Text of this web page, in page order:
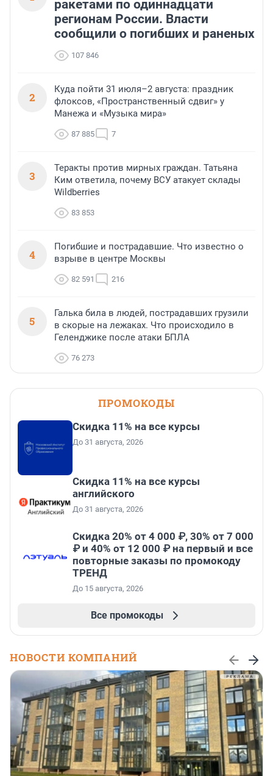
ракетами по одиннадцати
регионам России. Власти
сообщили о погибших и раненых
107 846
2
Куда пойти 31 июля–2 августа: праздник
флоксов, «Пространственный сдвиг» у
Манежа и «Музыка мира»
87 885 7
3
Теракты против мирных граждан. Татьяна
Ким ответила, почему ВСУ атакует склады
Wildberries
83 853
4
Погибшие и пострадавшие. Что известно о
взрыве в центре Москвы
82 591 216
5
Галька била в людей, пострадавших грузили
в скорые на лежаках. Что происходило в
Геленджике после атаки БПЛА
76 273
ПРОМОКОДЫ
Скидка 11% на все курсы
До 31 августа, 2026
Скидка 11% на все курсы
английского
До 31 августа, 2026
Скидка 20% от 4 000 ₽, 30% от 7 000
₽ и 40% от 12 000 ₽ на первый и все
повторные заказы по промокоду
ТРЕНД
До 15 августа, 2026
Все промокоды
НОВОСТИ КОМПАНИЙ